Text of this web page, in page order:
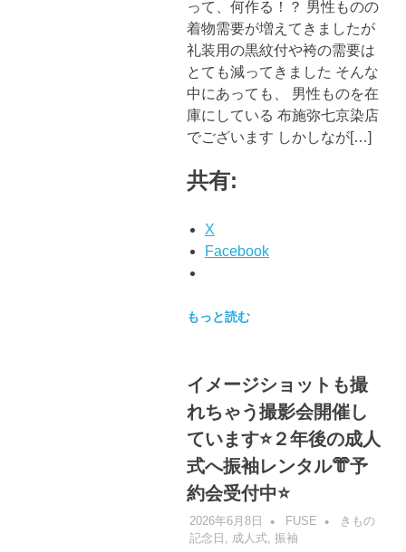
って、何作る！？ 男性ものの
着物需要が増えてきましたが
礼装用の黒紋付や袴の需要は
とても減ってきました そんな
中にあっても、 男性ものを在
庫にしている 布施弥七京染店
でございます しかしなが[…]
共有:
X
Facebook
もっと読む
イメージショットも撮
れちゃう撮影会開催し
ています⭐️２年後の成人
式へ振袖レンタル👘予
約会受付中⭐️
2026年6月8日 FUSE
きもの
記念日 , 成人式, 振袖